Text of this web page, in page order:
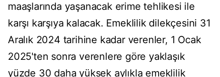
maaşlarında yaşanacak erime tehlikesi ile
karşı karşıya kalacak. Emeklilik dilekçesini 31
Aralık 2024 tarihine kadar verenler, 1 Ocak
2025'ten sonra verenlere göre yaklaşık
yüzde 30 daha yüksek aylıkla emeklilik